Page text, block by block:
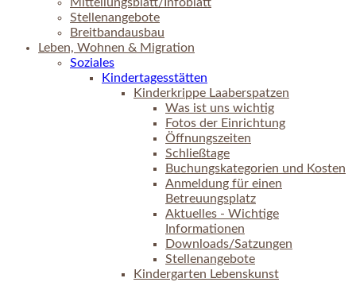
Mitteilungsblatt/Infoblatt
Stellenangebote
Breitbandausbau
Leben, Wohnen & Migration
Soziales
Kindertagesstätten
Kinderkrippe Laaberspatzen
Was ist uns wichtig
Fotos der Einrichtung
Öffnungszeiten
Schließtage
Buchungskategorien und Kosten
Anmeldung für einen
Betreuungsplatz
Aktuelles - Wichtige
Informationen
Downloads/Satzungen
Stellenangebote
Kindergarten Lebenskunst